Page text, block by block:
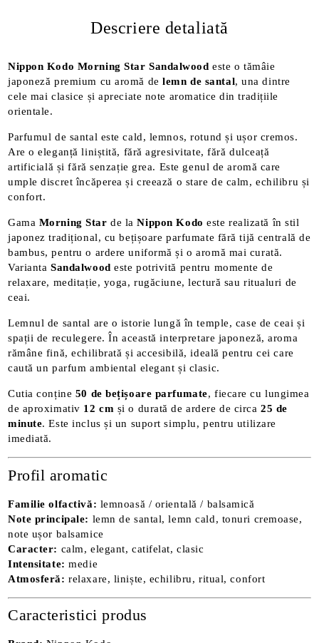
Descriere detaliată
Nippon Kodo Morning Star Sandalwood este o tămâie
japoneză premium cu aromă delemn de santal, una dintre
cele mai clasice și apreciate note aromatice din tradițiile
orientale.
Parfumul de santal este cald, lemnos, rotund și ușor cremos.
Are o eleganță liniștită, fără agresivitate, fără dulceață
artificială și fără senzație grea. Este genul de aromă care
umple discret încăperea și creează o stare de calm, echilibru și
confort.
Gama Morning Star de laNippon Kodo este realizată în stil
japonez tradițional, cu bețișoare parfumate fără tijă centrală de
bambus, pentru o ardere uniformă și o aromă mai curată.
VariantaSandalwood este potrivită pentru momente de
relaxare, meditație, yoga, rugăciune, lectură sau ritualuri de
ceai.
Lemnul de santal are o istorie lungă în temple, case de ceai și
spații de reculegere. În această interpretare japoneză, aroma
rămâne fină, echilibrată și accesibilă, ideală pentru cei care
caută un parfum ambiental elegant și clasic.
Cutia conține 50 de bețișoare parfumate, fiecare cu lungimea
de aproximativ 12 cm și o durată de ardere de circa25 de
minute. Este inclus și un suport simplu, pentru utilizare
imediată.
Profil aromatic
Familie olfactivă: lemnoasă / orientală / balsamică
Note principale: lemn de santal, lemn cald, tonuri cremoase,
note ușor balsamice
Caracter: calm, elegant, catifelat, clasic
Intensitate: medie
Atmosferă: relaxare, liniște, echilibru, ritual, confort
Caracteristici produs